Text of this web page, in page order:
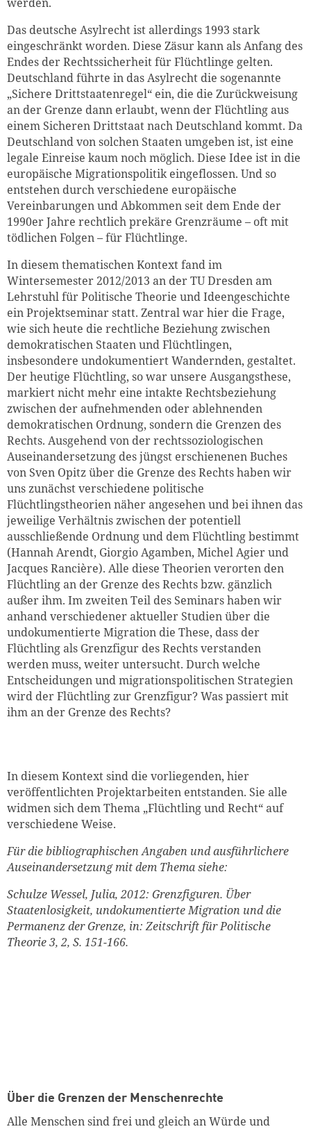
Das deutsche Asylrecht ist allerdings 1993 stark
eingeschränkt worden. Diese Zäsur kann als Anfang des
Endes der Rechtssicherheit für Flüchtlinge gelten.
Deutschland führte in das Asylrecht die sogenannte
„Sichere Drittstaatenregel“ ein, die die Zurückweisung
an der Grenze dann erlaubt, wenn der Flüchtling aus
einem Sicheren Drittstaat nach Deutschland kommt. Da
Deutschland von solchen Staaten umgeben ist, ist eine
legale Einreise kaum noch möglich. Diese Idee ist in die
europäische Migrationspolitik eingeflossen. Und so
entstehen durch verschiedene europäische
Vereinbarungen und Abkommen seit dem Ende der
1990er Jahre rechtlich prekäre Grenzräume – oft mit
tödlichen Folgen – für Flüchtlinge.
In diesem thematischen Kontext fand im
Wintersemester 2012/2013 an der TU Dresden am
Lehrstuhl für Politische Theorie und Ideengeschichte
ein Projektseminar statt. Zentral war hier die Frage,
wie sich heute die rechtliche Beziehung zwischen
demokratischen Staaten und Flüchtlingen,
insbesondere undokumentiert Wandernden, gestaltet.
Der heutige Flüchtling, so war unsere Ausgangsthese,
markiert nicht mehr eine intakte Rechtsbeziehung
zwischen der aufnehmenden oder ablehnenden
demokratischen Ordnung, sondern die Grenzen des
Rechts. Ausgehend von der rechtssoziologischen
Auseinandersetzung des jüngst erschienenen Buches
von Sven Opitz über die Grenze des Rechts haben wir
uns zunächst verschiedene politische
Flüchtlingstheorien näher angesehen und bei ihnen das
jeweilige Verhältnis zwischen der potentiell
ausschließende Ordnung und dem Flüchtling bestimmt
(Hannah Arendt, Giorgio Agamben, Michel Agier und
Jacques Rancière). Alle diese Theorien verorten den
Flüchtling an der Grenze des Rechts bzw. gänzlich
außer ihm. Im zweiten Teil des Seminars haben wir
anhand verschiedener aktueller Studien über die
undokumentierte Migration die These, dass der
Flüchtling als Grenzfigur des Rechts verstanden
werden muss, weiter untersucht. Durch welche
Entscheidungen und migrationspolitischen Strategien
wird der Flüchtling zur Grenzfigur? Was passiert mit
ihm an der Grenze des Rechts?
In diesem Kontext sind die vorliegenden, hier
veröffentlichten Projektarbeiten entstanden. Sie alle
widmen sich dem Thema „Flüchtling und Recht“ auf
verschiedene Weise.
Für die bibliographischen Angaben und ausführlichere
Auseinandersetzung mit dem Thema siehe:
Schulze Wessel, Julia, 2012: Grenzfiguren. Über
Staatenlosigkeit, undokumentierte Migration und die
Permanenz der Grenze, in: Zeitschrift für Politische
Theorie 3, 2, S. 151-166.
Über die Grenzen der Menschenrechte
Alle Menschen sind frei und gleich an Würde und